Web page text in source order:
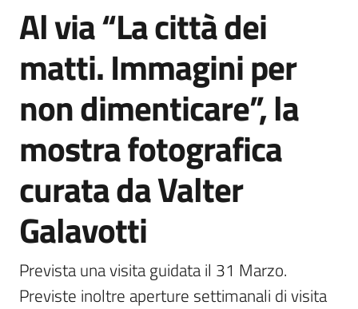
Novità
Menu selezionato
Servizi
Vivere
Tossignano
on-
line
Salta al contenuto
Al via “La città dei
matti. Immagini per
non dimenticare”, la
mostra fotografica
curata da Valter
Galavotti
Prevista una visita guidata il 31 Marzo.
Previste inoltre aperture settimanali di visita